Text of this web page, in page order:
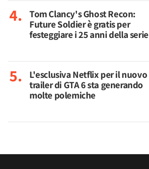
Tom Clancy's Ghost Recon:
Future Soldier è gratis per
festeggiare i 25 anni della serie
L'esclusiva Netflix per il nuovo
trailer di GTA 6 sta generando
molte polemiche